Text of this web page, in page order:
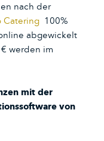
nach der
Catering100%
abgewickelt
werden im
mit der
von